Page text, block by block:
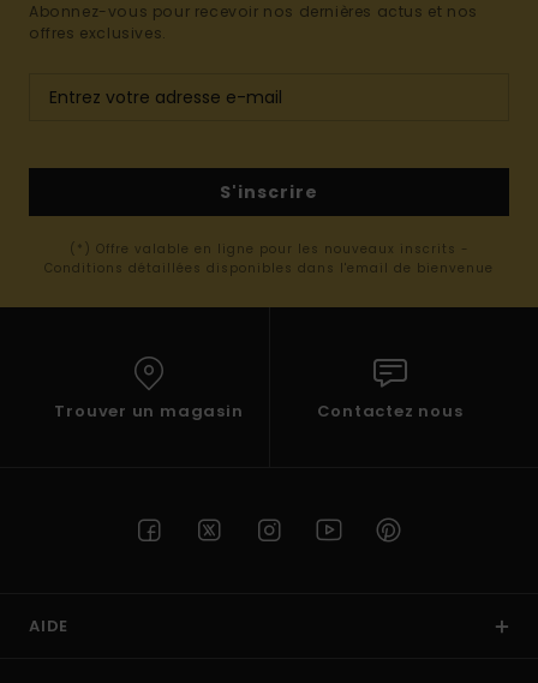
Abonnez-vous pour recevoir nos dernières actus et nos
offres exclusives.
S'inscrire
(*) Offre valable en ligne pour les nouveaux inscrits -
Conditions détaillées disponibles dans l'email de bienvenue
Trouver un magasin Contactez nous
AIDE